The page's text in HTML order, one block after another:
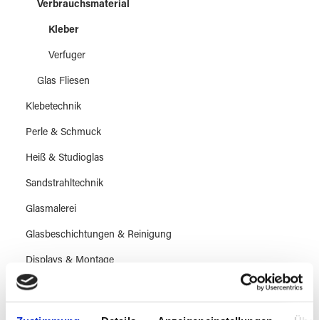
Verbrauchsmaterial
Kleber
Verfuger
Glas Fliesen
Klebetechnik
Perle & Schmuck
Heiß & Studioglas
Sandstrahltechnik
Glasmalerei
Glasbeschichtungen & Reinigung
Displays & Montage
Hygiene & Sicherheit